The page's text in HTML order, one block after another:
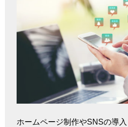
ホームページ制作やSNSの導